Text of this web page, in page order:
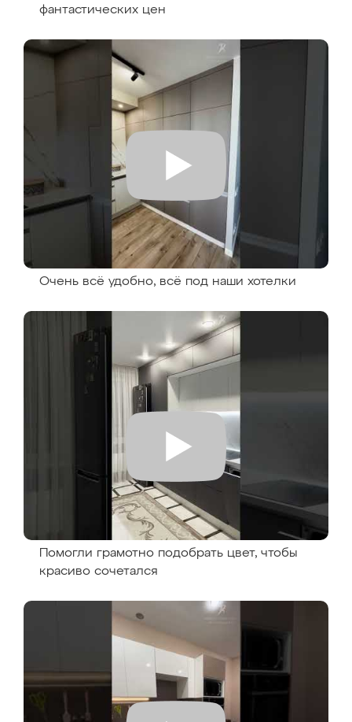
фантастических цен
Очень всё удобно, всё под наши хотелки
Помогли грамотно подобрать цвет, чтобы
красиво сочетался